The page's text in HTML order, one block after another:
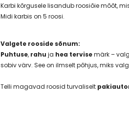
Karbi kõrgusele lisandub roosiõie mõõt,
Midi karbis on 5 roosi.
Valgete rooside sõnum:
Puhtuse, rahu ja hea tervisemärk –
sobiv värv. See on ilmselt põhjus, miks
Telli magavad roosid turvaliselt